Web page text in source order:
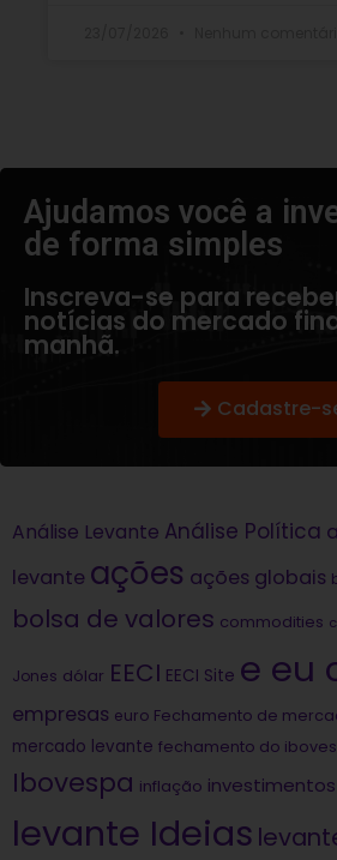
Ajudamos você a
de forma simples​
Inscreva-se para
notícias do mercado
manhã.
Cadastre-
Análise Levante Análise Política
levante ações ações globais
bolsa de valores commodities
Jones dólar EECI EECI Site e eu
empresas euro Fechamento de
mercado levante fechamento do
Ibovespa inflação investimentos
levante Ideias